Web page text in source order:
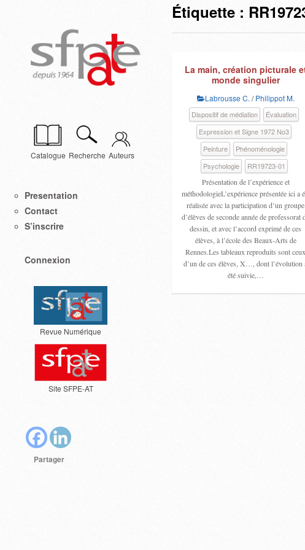
Catalogue Recherche Auteurs
Presentation
Contact
S’inscrire
Connexion
Revue Numérique
Site SFPE-AT
Partager
Étiquette :
La main, création picturale
monde singulier
Labrousse C. /Philippot M.
Dispositif de médiation
Évaluation
Expression et Signe 1972 No3
Peinture
Phénoménologie
Psychologie
RR19723-01
Présentation de l’expérience et
méthodologieL’expérience présentée ici a
réalisée avec la participation d’un groupe
d’élèves de seconde année de professorat
dessin, et avec l’accord exprimé de ces
élèves, à l’école des Beaux-Arts de
Rennes.Les tableaux reproduits sont ceux
d’un de ces élèves, X…, dont l’évolution
été suivie,…